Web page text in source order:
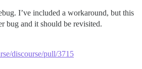
I’ve included a workaround, but this
bug and it should be revisited.
discourse/pull/3715